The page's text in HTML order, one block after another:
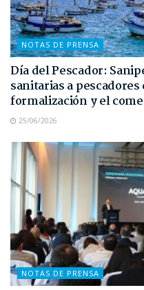
NOTAS DE PRENSA
Día del Pescador:
sanitarias a
formalización y el
25/06/2026
NOTAS DE PRENSA